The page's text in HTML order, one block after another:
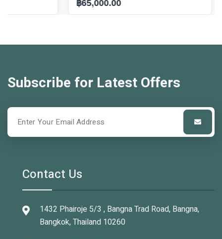
Subscribe for Latest Offers
Contact Us
1432 Phairoje 5/3 , Bangna Trad Road, Bangna,
Bangkok, Thailand 10260